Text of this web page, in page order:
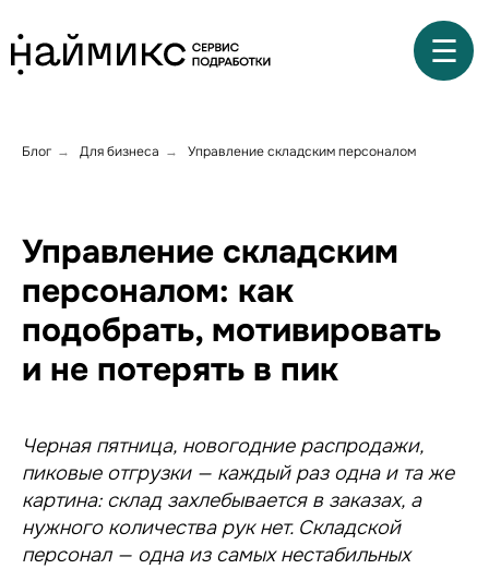
☰
Блог → Для бизнеса → Управление складским персоналом
Управление складским
персоналом: как
подобрать, мотивировать
и не потерять в пик
Черная пятница, новогодние распродажи,
пиковые отгрузки — каждый раз одна и та же
картина: склад захлебывается в заказах, а
нужного количества рук нет. Складской
персонал — одна из самых нестабильных